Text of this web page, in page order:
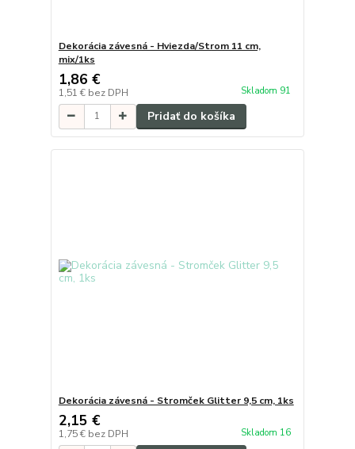
Dekorácia závesná - Hviezda/Strom 11 cm,
mix/1ks
1,86 €
1,51 € bez DPH Skladom 91
Pridať do košíka
Dekorácia závesná - Stromček Glitter 9,5 cm, 1ks
2,15 €
1,75 € bez DPH Skladom 16